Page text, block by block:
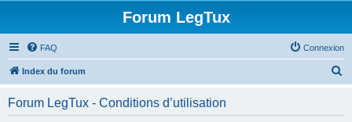
Forum LegTux
FAQ Connexion
Index du forum
Forum LegTux - Conditions d’utilisation